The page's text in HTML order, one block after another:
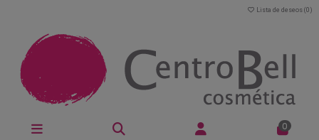
Lista de deseos (0 )
0